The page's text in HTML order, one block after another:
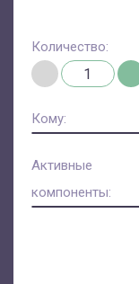
Количество:
Кому:
Активные
компоненты: